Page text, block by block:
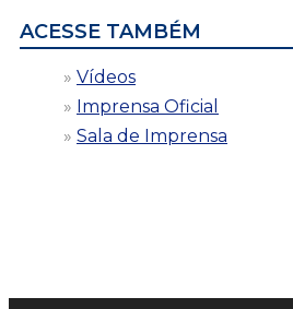
ACESSE TAMBÉM
Vídeos
Imprensa Oficial
Sala de Imprensa